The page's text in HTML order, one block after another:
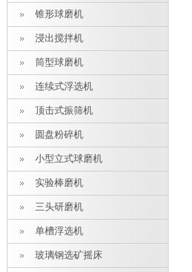
锥形球磨机
浸出搅拌机
筒型球磨机
连续式浮选机
顶击式振筛机
圆盘粉碎机
小型立式球磨机
实验棒磨机
三头研磨机
单槽浮选机
玻璃钢选矿摇床